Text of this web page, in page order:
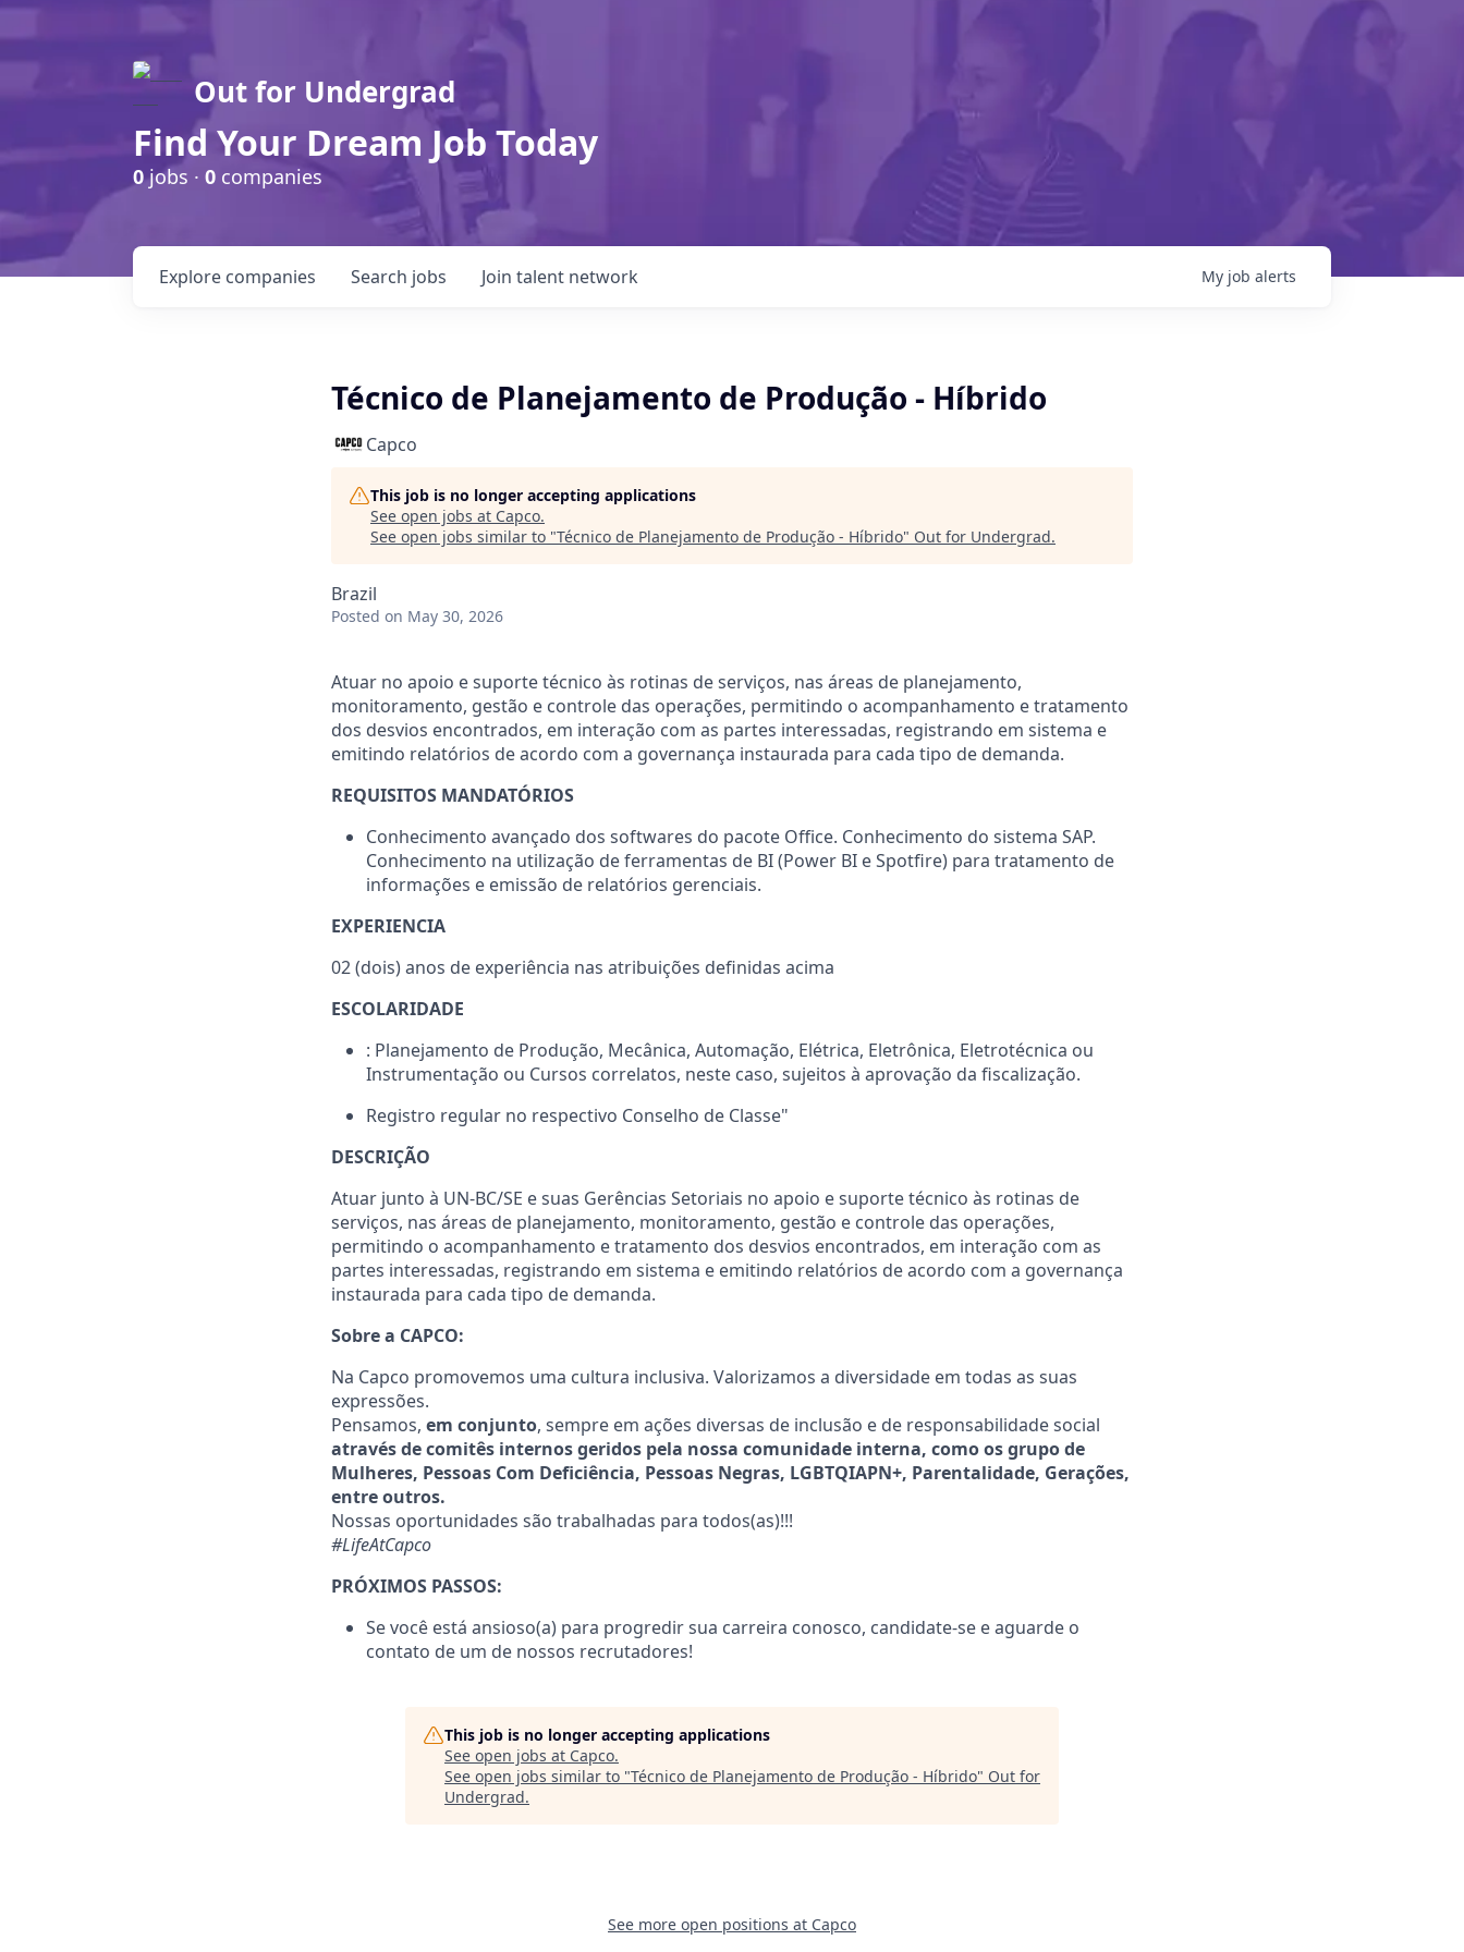
Out for Undergrad
Find Your Dream Job Today
0jobs · 0 companies
Search jobs
Explore companies Join talent network My job alerts
Técnico de Planejamento de Produção - Híbrido
Capco
This job is no longer accepting applications
See open jobs at Capco.
See open jobs similar to "Técnico de Planejamento de Produção - Híbrido" Out for Undergrad.
Brazil
Posted on May 30, 2026
Atuar no apoio e suporte técnico às rotinas de serviços, nas áreas de planejamento,
monitoramento, gestão e controle das operações, permitindo o acompanhamento e tratamento
dos desvios encontrados, em interação com as partes interessadas, registrando em sistema e
emitindo relatórios de acordo com a governança instaurada para cada tipo de demanda.
REQUISITOS MANDATÓRIOS
Conhecimento avançado dos softwares do pacote Office. Conhecimento do sistema SAP.
Conhecimento na utilização de ferramentas de BI (Power BI e Spotfire) para tratamento de
informações e emissão de relatórios gerenciais.
EXPERIENCIA
02 (dois) anos de experiência nas atribuições definidas acima
ESCOLARIDADE
: Planejamento de Produção, Mecânica, Automação, Elétrica, Eletrônica, Eletrotécnica ou
Instrumentação ou Cursos correlatos, neste caso, sujeitos à aprovação da fiscalização.
Registro regular no respectivo Conselho de Classe"
DESCRIÇÃO
Atuar junto à UN-BC/SE e suas Gerências Setoriais no apoio e suporte técnico às rotinas de
serviços, nas áreas de planejamento, monitoramento, gestão e controle das operações,
permitindo o acompanhamento e tratamento dos desvios encontrados, em interação com as
partes interessadas, registrando em sistema e emitindo relatórios de acordo com a governança
instaurada para cada tipo de demanda.
Sobre a CAPCO:
Na Capco promovemos uma cultura inclusiva. Valorizamos a diversidade em todas as suas
expressões.
Pensamos, em conjunto, sempre em ações diversas de inclusão e de responsabilidade social
através de comitês internos geridos pela nossa comunidade interna, como os grupo de
Mulheres, Pessoas Com Deficiência, Pessoas Negras, LGBTQIAPN+, Parentalidade, Gerações,
entre outros.
Nossas oportunidades são trabalhadas para todos(as)!!!
#LifeAtCapco
PRÓXIMOS PASSOS:
Se você está ansioso(a) para progredir sua carreira conosco, candidate-se e aguarde o
contato de um de nossos recrutadores!
This job is no longer accepting applications
See open jobs at Capco.
See open jobs similar to "Técnico de Planejamento de Produção - Híbrido" Out for
Undergrad.
See more open positions at Capco